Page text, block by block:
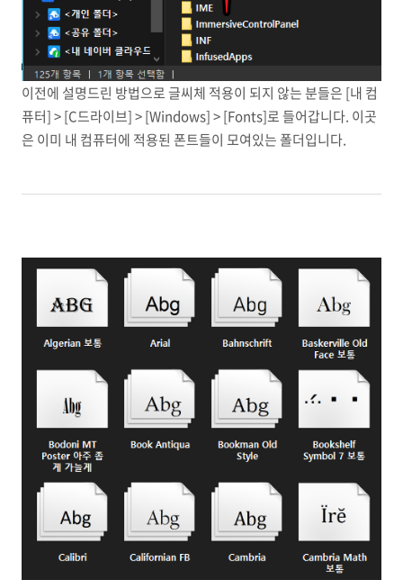
이전에 설명드린 방법으로 글씨체 적용이 되지 않는 분들은 [내 컴
퓨터] > [C드라이브] > [Windows] > [Fonts]로 들어갑니다. 이곳
은 이미 내 컴퓨터에 적용된 폰트들이 모여있는 폴더입니다.